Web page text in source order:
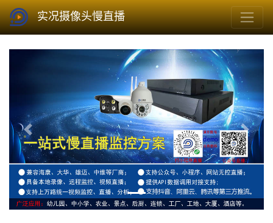
实况摄像头慢直播
Previous Next